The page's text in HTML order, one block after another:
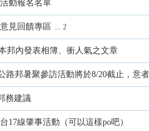
動報名名單
見回饋專區 ... 2
邦內發表相簿、衝人氣之文章
路邦暑聚參訪活動將於8/20截止，意
務建議
17線肇事活動（可以這樣po吧）